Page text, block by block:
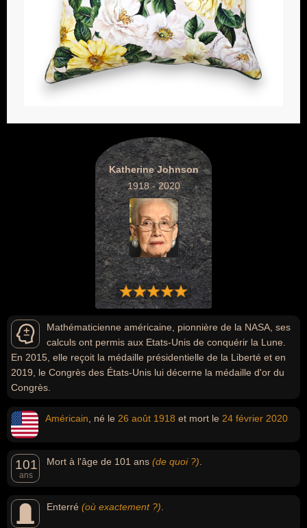
Katherine Johnson
1918 - 2020
Mathématicienne américaine, pionnière de la NASA, ses
calculs ont permis aux Etats-Unis de conquérir la Lune.
En 2015, elle reçoit la médaille présidentielle de la Liberté et en
2019, le Congrès des États-Unis lui décerne la médaille d'or du
Congrès.
Américain , né le 26 août 1918 et mort le 24 février 2020
101
ans
Mort à l'âge de 101 ans (de quoi ?)
Enterré (où exactement ?)